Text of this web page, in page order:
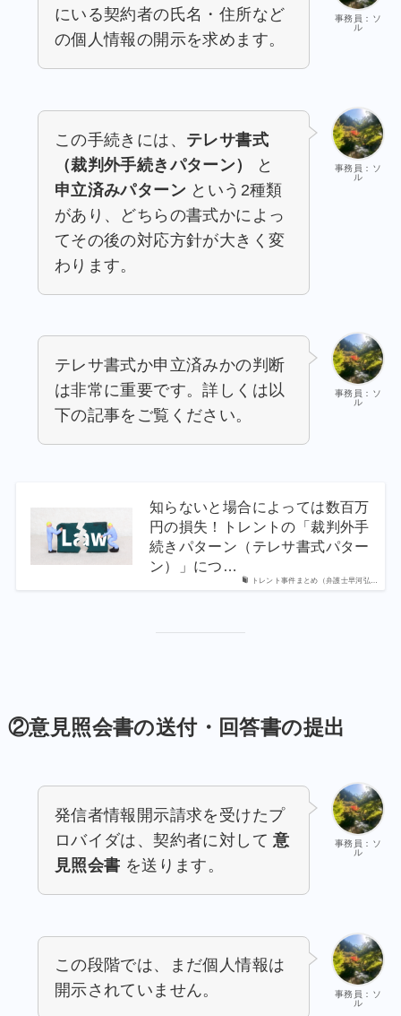
事務員：ソ
ル
にいる契約者の氏名・住所など
の個人情報の開示を求めます。
事務員：ソ
ル
この手続きには、 テレサ書式
（裁判外手続きパターン）
と
申立済みパターン という2種類
があり、どちらの書式かによっ
てその後の対応方針が大きく変
わります。
事務員：ソ
ル
テレサ書式か申立済みかの判断
は非常に重要です。詳しくは以
下の記事をご覧ください。
トレント事件まとめ（弁護士早河弘…
知らないと場合によっては数百万
円の損失！トレントの「裁判外手
続きパターン（テレサ書式パター
ン）」につ…
②意見照会書の送付・回答書の提出
事務員：ソ
ル
発信者情報開示請求を受けたプ
ロバイダは、契約者に対して意
見照会書 を送ります。
事務員：ソ
ル
この段階では、まだ個人情報は
開示されていません。